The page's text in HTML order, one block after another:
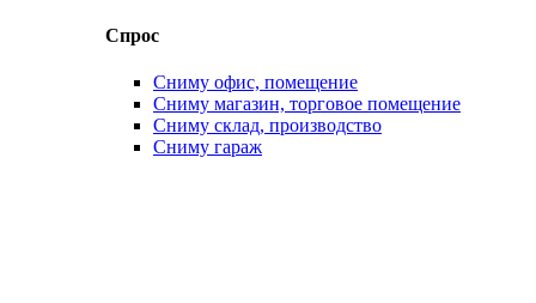
Спрос
Сниму офис, помещение
Сниму магазин, торговое помещение
Сниму склад, производство
Сниму гараж